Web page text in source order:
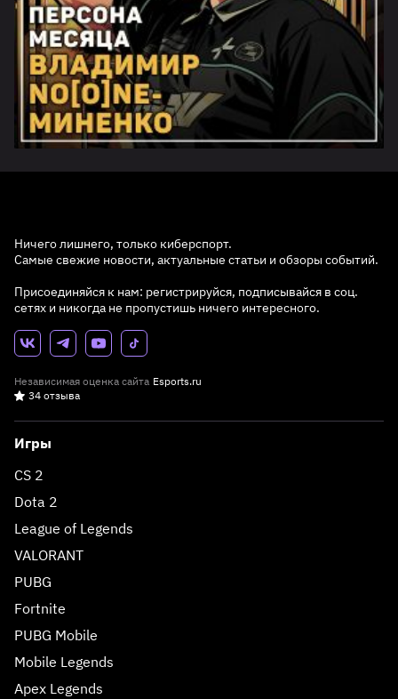
Ничего лишнего, только киберспорт.
Самые свежие новости, актуальные статьи и обзоры событий.
Присоединяйся к нам: регистрируйся, подписывайся в соц.
сетях и никогда не пропустишь ничего интересного.
Независимая оценка сайта Esports.ru
34 отзыва
Игры
CS 2
Dota 2
League of Legends
VALORANT
PUBG
Fortnite
PUBG Mobile
Mobile Legends
Apex Legends